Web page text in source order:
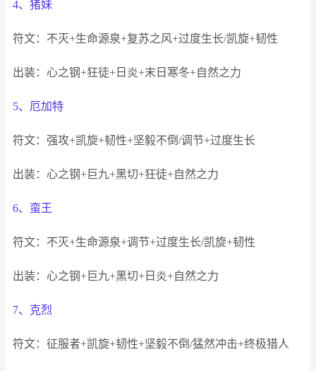
4、猪妹
符文：不灭+生命源泉+复苏之风+过度生长/凯旋+韧性
出装：心之钢+狂徒+日炎+末日寒冬+自然之力
5、厄加特
符文：强攻+凯旋+韧性+坚毅不倒/调节+过度生长
出装：心之钢+巨九+黑切+狂徒+自然之力
6、蛮王
符文：不灭+生命源泉+调节+过度生长/凯旋+韧性
出装：心之钢+巨九+黑切+日炎+自然之力
7、克烈
符文：征服者+凯旋+韧性+坚毅不倒/猛然冲击+终极猎人